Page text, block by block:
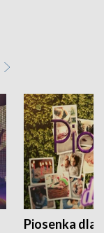
Piosenka dla